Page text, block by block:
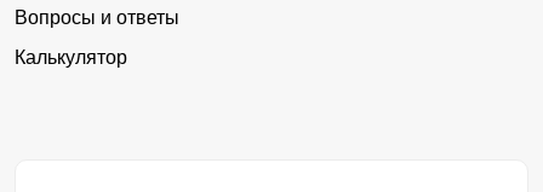
Вопросы и ответы
Калькулятор